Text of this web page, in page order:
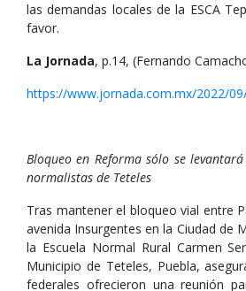
las demandas locales de la ESCA
favor.
La Jornada, p.14, (Fernando
https://www.jornada.com.mx/2022/
Bloqueo en Reforma sólo se
normalistas de Teteles
Tras mantener el bloqueo vial entre
avenida Insurgentes en la Ciudad de
la Escuela Normal Rural Carmen
Municipio de Teteles, Puebla,
federales ofrecieron una reunión